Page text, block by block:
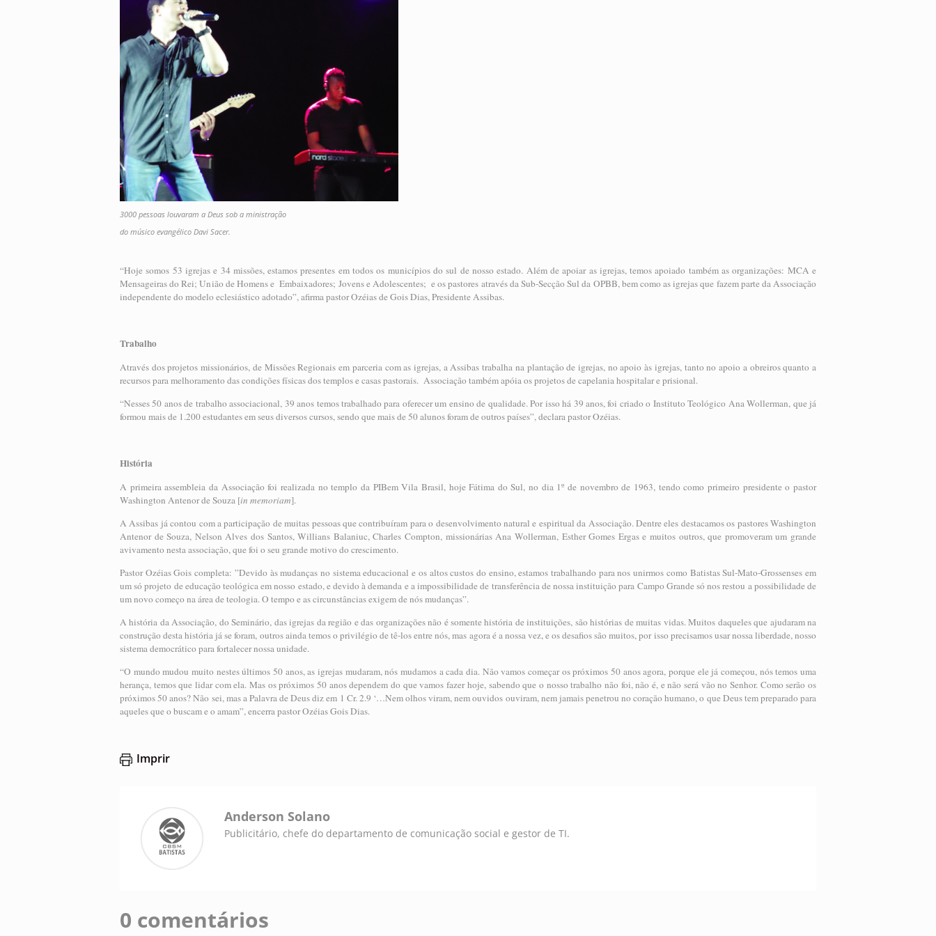
3000 pessoas louvaram a Deus sob a ministração
do músico evangélico Davi Sacer.
“Hoje somos 53 igrejas e 34 missões, estamos presentes em todos os municípios do sul de nosso estado. Além de apoiar as igrejas, temos apoiado também as organizações: MCA e
Mensageiras do Rei; União de Homens e Embaixadores; Jovens e Adolescentes; e os pastores através da Sub-Secção Sul da OPBB, bem como as igrejas que fazem parte da Associação
independente do modelo eclesiástico adotado”, afirma pastor Ozéias de Gois Dias, Presidente Assibas.
Trabalho
Através dos projetos missionários, de Missões Regionais em parceria com as igrejas, a Assibas trabalha na plantação de igrejas, no apoio às igrejas, tanto no apoio a obreiros quanto a
recursos para melhoramento das condições físicas dos templos e casas pastorais. Associação também apóia os projetos de capelania hospitalar e prisional.
“Nesses 50 anos de trabalho associacional, 39 anos temos trabalhado para oferecer um ensino de qualidade. Por isso há 39 anos, foi criado o Instituto Teológico Ana Wollerman, que já
formou mais de 1.200 estudantes em seus diversos cursos, sendo que mais de 50 alunos foram de outros países”, declara pastor Ozéias.
História
A primeira assembleia da Associação foi realizada no templo da PIBem Vila Brasil, hoje Fátima do Sul, no dia 1º de novembro de 1963, tendo como primeiro presidente o pastor
Washington Antenor de Souza [in memoriam].
A Assibas já contou com a participação de muitas pessoas que contribuíram para o desenvolvimento natural e espiritual da Associação. Dentre eles destacamos os pastores Washington
Antenor de Souza, Nelson Alves dos Santos, Willians Balaniuc, Charles Compton, missionárias Ana Wollerman, Esther Gomes Ergas e muitos outros, que promoveram um grande
avivamento nesta associação, que foi o seu grande motivo do crescimento.
Pastor Ozéias Gois completa: ”Devido às mudanças no sistema educacional e os altos custos do ensino, estamos trabalhando para nos unirmos como Batistas Sul-Mato-Grossenses em
um só projeto de educação teológica em nosso estado, e devido à demanda e a impossibilidade de transferência de nossa instituição para Campo Grande só nos restou a possibilidade de
um novo começo na área de teologia. O tempo e as circunstâncias exigem de nós mudanças”.
A história da Associação, do Seminário, das igrejas da região e das organizações não é somente história de instituições, são histórias de muitas vidas. Muitos daqueles que ajudaram na
construção desta história já se foram, outros ainda temos o privilégio de tê-los entre nós, mas agora é a nossa vez, e os desafios são muitos, por isso precisamos usar nossa liberdade, nosso
sistema democrático para fortalecer nossa unidade.
“O mundo mudou muito nestes últimos 50 anos, as igrejas mudaram, nós mudamos a cada dia. Não vamos começar os próximos 50 anos agora, porque ele já começou, nós temos uma
herança, temos que lidar com ela. Mas os próximos 50 anos dependem do que vamos fazer hoje, sabendo que o nosso trabalho não foi, não é, e não será vão no Senhor. Como serão os
próximos 50 anos? Não sei, mas a Palavra de Deus diz em 1 Cr. 2.9 ‘…Nem olhos viram, nem ouvidos ouviram, nem jamais penetrou no coração humano, o que Deus tem preparado para
aqueles que o buscam e o amam”, encerra pastor Ozéias Gois Dias.
Imprir
Publicitário, chefe do departamento de comunicação social e gestor de TI.
Anderson Solano
0 comentários